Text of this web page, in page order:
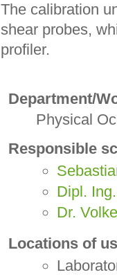
The calibration
shear probes,
profiler.
Department/
Physical
Responsible
Dipl.
Dr.
Locations of